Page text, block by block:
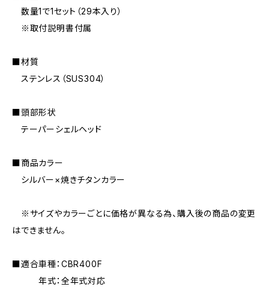
数量1で1セット（29本入り）
※取付説明書付属
■材質
ステンレス（SUS304）
■頭部形状
テーパーシェルヘッド
■商品カラー
シルバー×焼きチタンカラー
※サイズやカラーごとに価格が異なる為、購入後の商品の変更
はできません。
■適合車種：CBR400F
年式：全年式対応